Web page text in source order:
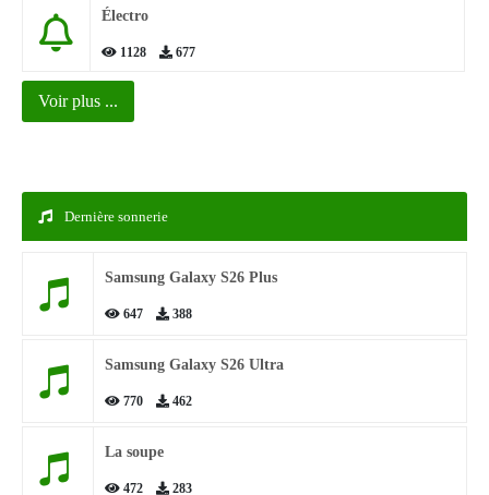
Électro
1128 677
Voir plus ...
Dernière sonnerie
Samsung Galaxy S26 Plus
647 388
Samsung Galaxy S26 Ultra
770 462
La soupe
472 283